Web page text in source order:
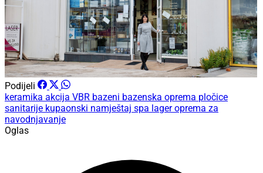
Podijeli
keramika akcija VBR bazeni bazenska oprema pločice
sanitarije kupaonski namještaj spa lageroprema za
navodnjavanje
Oglas